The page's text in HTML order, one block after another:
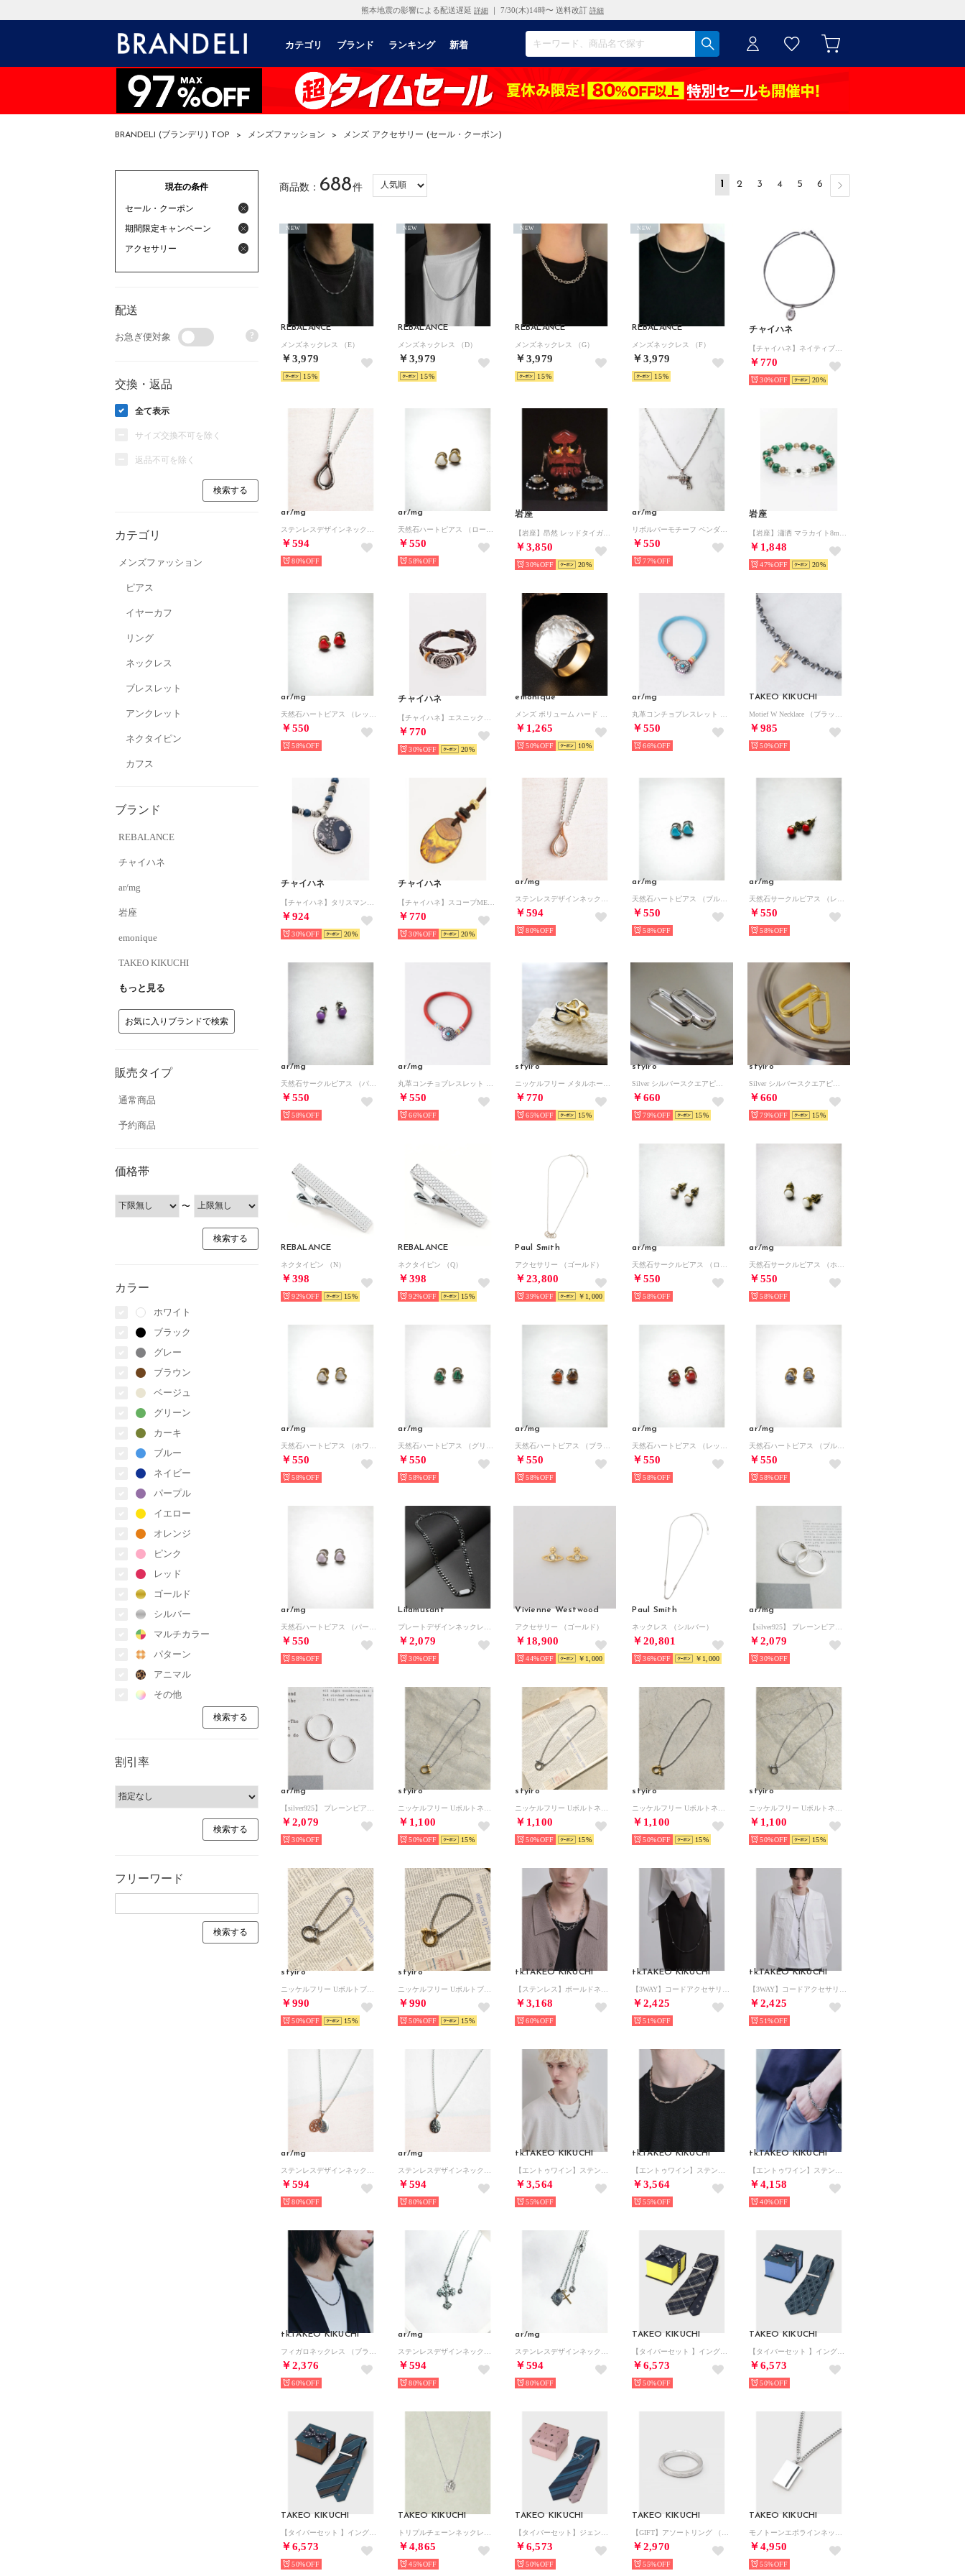
熊本地震の影響による配送遅延 詳細 ｜ 7/30(木)14時〜 送料改訂 詳細
カテゴリ ブランド ランキング 新着
BRANDELI (ブランデリ) TOP > メンズファッション > メンズ アクセサリー (セール・クーポン)
現在の条件
セール・クーポン
期間限定キャンペーン
アクセサリー
配送
お急ぎ便対象 ?
交換・返品
全て表示
サイズ交換不可を除く
返品不可を除く
カテゴリ
メンズファッション
ピアス
イヤーカフ
リング
ネックレス
ブレスレット
アンクレット
ネクタイピン
カフス
ブランド
REBALANCE
チャイハネ
ar/mg
岩座
emonique
TAKEO KIKUCHI
もっと見る
お気に入りブランドで検索
販売タイプ
通常商品
予約商品
価格帯
〜
カラー
ホワイト
ブラック
グレー
ブラウン
ベージュ
グリーン
カーキ
ブルー
ネイビー
パープル
イエロー
オレンジ
ピンク
レッド
ゴールド
シルバー
マルチカラー
パターン
アニマル
その他
割引率
フリーワード
商品数： 688件 1 2 3 4 5 6
REBALANCE
メンズネックレス （E）
￥3,979
NEW
15
REBALANCE
メンズネックレス （D）
￥3,979
NEW
15
REBALANCE
メンズネックレス （G）
￥3,979
NEW
15
REBALANCE
メンズネックレス （F）
￥3,979
NEW
15
チャイハネ
￥770
30% 20
ar/mg
￥594
80%
ar/mg
￥550
58%
岩座
￥3,850
30% 20
ar/mg
￥550
77%
岩座
￥1,848
47% 20
ar/mg
￥550
58%
チャイハネ
￥770
30% 20
emonique
￥1,265
50% 10
ar/mg
￥550
66%
TAKEO KIKUCHI
￥985
50%
チャイハネ
￥924
30% 20
チャイハネ
￥770
30% 20
ar/mg
￥594
80%
ar/mg
￥550
58%
ar/mg
￥550
58%
ar/mg
￥550
58%
ar/mg
￥550
66%
styiro
￥770
65% 15
styiro
￥660
79% 15
styiro
￥660
79% 15
REBALANCE
ネクタイピン （N）
￥398
92% 15
REBALANCE
ネクタイピン （Q）
￥398
92% 15
Paul Smith
アクセサリー （ゴールド）
￥23,800
39% ￥1,000
ar/mg
￥550
58%
ar/mg
￥550
58%
ar/mg
￥550
58%
ar/mg
￥550
58%
ar/mg
￥550
58%
ar/mg
￥550
58%
ar/mg
￥550
58%
ar/mg
￥550
58%
Lilamusant
￥2,079
30%
Vivienne Westwood
アクセサリー （ゴールド）
￥18,900
44% ￥1,000
Paul Smith
ネックレス （シルバー）
￥20,801
36% ￥1,000
ar/mg
￥2,079
30%
ar/mg
￥2,079
30%
styiro
￥1,100
50% 15
styiro
￥1,100
50% 15
styiro
￥1,100
50% 15
styiro
￥1,100
50% 15
styiro
￥990
50% 15
styiro
￥990
50% 15
tk.TAKEO KIKUCHI
￥3,168
60%
tk.TAKEO KIKUCHI
￥2,425
51%
tk.TAKEO KIKUCHI
￥2,425
51%
ar/mg
￥594
80%
ar/mg
￥594
80%
tk.TAKEO KIKUCHI
￥3,564
55%
tk.TAKEO KIKUCHI
￥3,564
55%
tk.TAKEO KIKUCHI
￥4,158
40%
tk.TAKEO KIKUCHI
￥2,376
60%
ar/mg
￥594
80%
ar/mg
￥594
80%
TAKEO KIKUCHI
￥6,573
50%
TAKEO KIKUCHI
￥6,573
50%
TAKEO KIKUCHI
￥6,573
50%
TAKEO KIKUCHI
￥4,865
45%
TAKEO KIKUCHI
￥6,573
50%
TAKEO KIKUCHI
￥2,970
55%
TAKEO KIKUCHI
￥4,950
55%